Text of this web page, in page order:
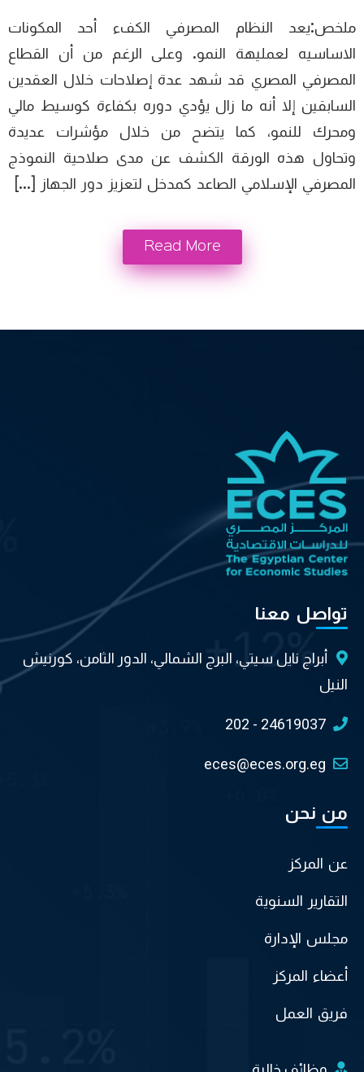
ملخص:يعد النظام المصرفي الكفء أحد المكونات
الاساسيه لعمليهة النمو. وعلى الرغم من أن القطاع
المصرفي المصري قد شهد عدة إصلاحات خلال العقدين
السابقين إلا أنه ما زال يؤدي دوره بكفاءة كوسيط مالي
ومحرك للنمو، كما يتضح من خلال مؤشرات عديدة
وتحاول هذه الورقة الكشف عن مدى صلاحية النموذج
المصرفي الإسلامي الصاعد كمدخل لتعزيز دور الجهاز […]
Read More
تواصل معنا
أبراج نايل سيتي، البرج الشمالي، الدور الثامن، كورنيش
النيل
202 - 24619037
eces@eces.org.eg
من نحن
عن المركز
التقارير السنوية
مجلس الإدارة
أعضاء المركز
فريق العمل